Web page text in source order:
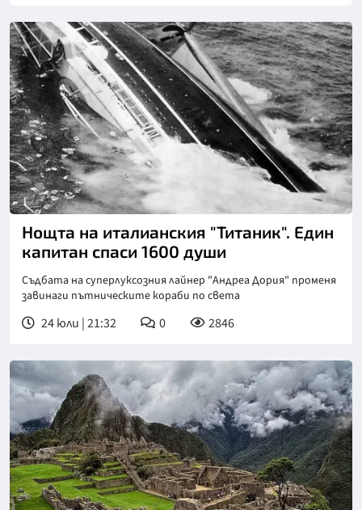
Нощта на италианския "Титаник". Един
капитан спаси 1600 души
Съдбата на суперлуксозния лайнер "Андреа Дория" променя
завинаги пътническите кораби по света
24 юли | 21:32 0 2846